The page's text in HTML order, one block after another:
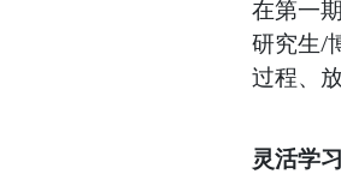
在第一
研究生/
过程、
灵活学习